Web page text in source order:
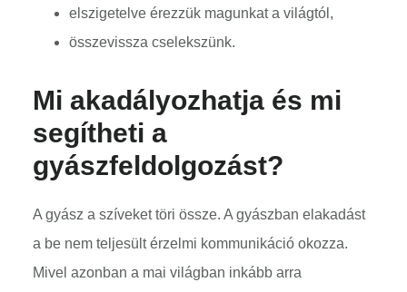
elszigetelve érezzük magunkat a világtól,
összevissza cselekszünk.
Mi akadályozhatja és mi
segítheti a
gyászfeldolgozást?
A gyász a szíveket töri össze. A gyászban elakadást
a be nem teljesült érzelmi kommunikáció okozza.
Mivel azonban a mai világban inkább arra